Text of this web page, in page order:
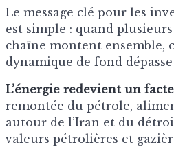
Le message clé pour les
est simple : quand
chaîne montent ensemble,
dynamique de fond
L’énergie redevient un
remontée du pétrole,
autour de l’Iran et du
valeurs pétrolières et